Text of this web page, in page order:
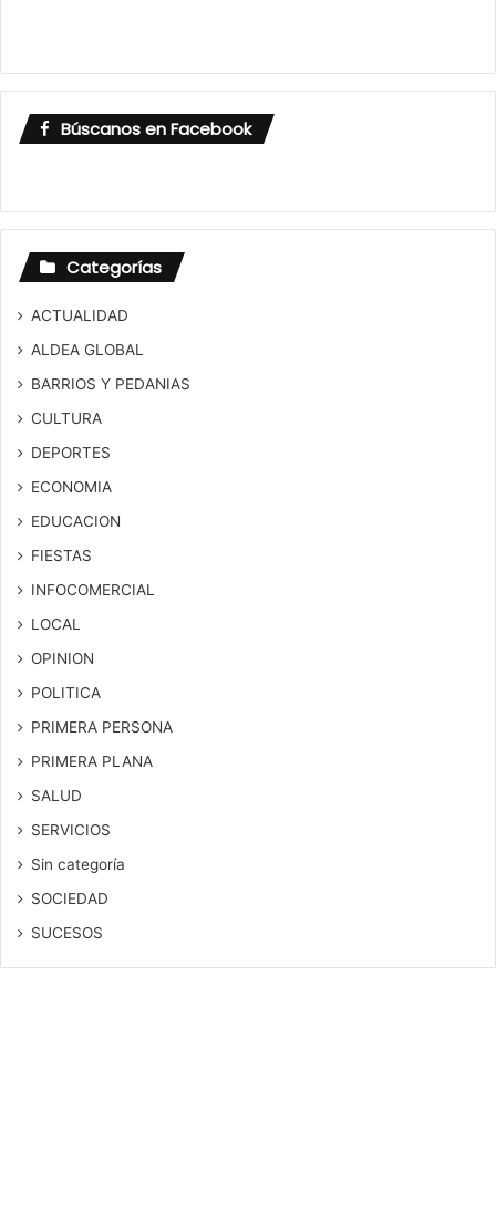
Búscanos en Facebook
Categorías
ACTUALIDAD
ALDEA GLOBAL
BARRIOS Y PEDANIAS
CULTURA
DEPORTES
ECONOMIA
EDUCACION
FIESTAS
INFOCOMERCIAL
LOCAL
OPINION
POLITICA
PRIMERA PERSONA
PRIMERA PLANA
SALUD
SERVICIOS
Sin categoría
SOCIEDAD
SUCESOS